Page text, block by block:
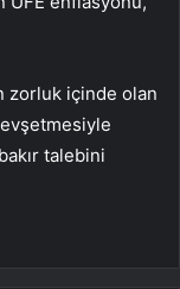
zorluk içinde olan
talebini